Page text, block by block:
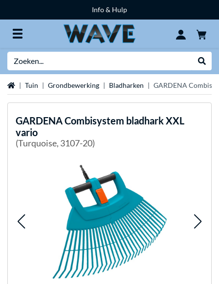
Info & Hulp
HomeTuin Grondbewerking Bladharken GARDENA
GARDENACombisystem bladhark XXL
vario
(Turquoise, 3107-20)